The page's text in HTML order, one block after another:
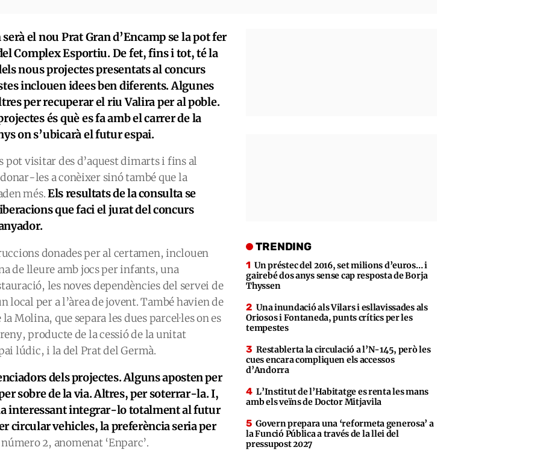
el nou Prat Gran d’Encamp se la pot fer
Complex Esportiu. De fet, fins i tot, té la
nous projectes presentats al concurs
inclouen idees ben diferents. Algunes
per recuperar el riu Valira per al poble.
és què es fa amb el carrer de la
on s’ubicarà el futur espai.
pot visitar des d’aquest dimarts i fins al
les a conèixer sinó també que la
més.Els resultats de la consulta se
que faci el jurat del concurs
donades per al certamen, inclouen
de lleure amb jocs per infants, una
les noves dependències del servei de
per a l’àrea de jovent. També havien de
Molina, que separa les dues parcel·les on es
producte de la cessió de la unitat
lúdic, i la del Prat del Germà.
dels projectes. Alguns aposten per
sobre de la via. Altres, per soterrar-la. I,
interessant integrar-lo totalment al futur
circular vehicles, la preferència seria per
2, anomenat ‘Enparc’.
TRENDING
Un préstec del 2016, set milions d’euros… i
gairebé dos anys sense cap resposta de Borja
Thyssen
Una inundació als Vilars i esllavissades als
Oriosos i Fontaneda, punts crítics per les
tempestes
Restablerta la circulació a l’N-145, però les
cues encara compliquen els accessos
d’Andorra
L’Institut de l’Habitatge es renta les mans
amb els veïns de Doctor Mitjavila
Govern prepara una ‘reformeta generosa’ a
la Funció Pública a través de la llei del
pressupost 2027